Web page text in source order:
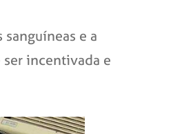
e a
incentivada e